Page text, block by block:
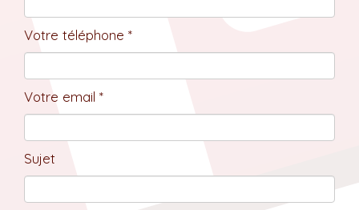
Votre téléphone *
Votre email *
Sujet